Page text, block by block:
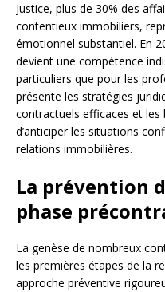
Justice, plus de 30% des
contentieux immobiliers,
émotionnel substantiel. En
devient une compétence
particuliers que pour les
présente les stratégies
contractuels efficaces et
d’anticiper les situations
relations immobilières.
La prévention
phase
La genèse de nombreux
les premières étapes de la
approche préventive